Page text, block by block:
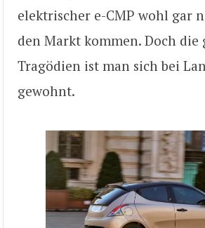
elektrischer e-CMP wohl gar
den Markt kommen. Doch die
Tragödien ist man sich bei
gewohnt.